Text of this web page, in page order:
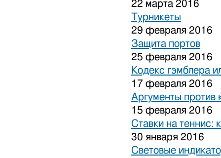
22 марта 2016
Турникеты
29 февраля 2016
Защита портов
25 февраля 2016
Кодекс гэмблера
17 февраля 2016
Аргументы против
15 февраля 2016
Ставки на теннис:
30 января 2016
Световые